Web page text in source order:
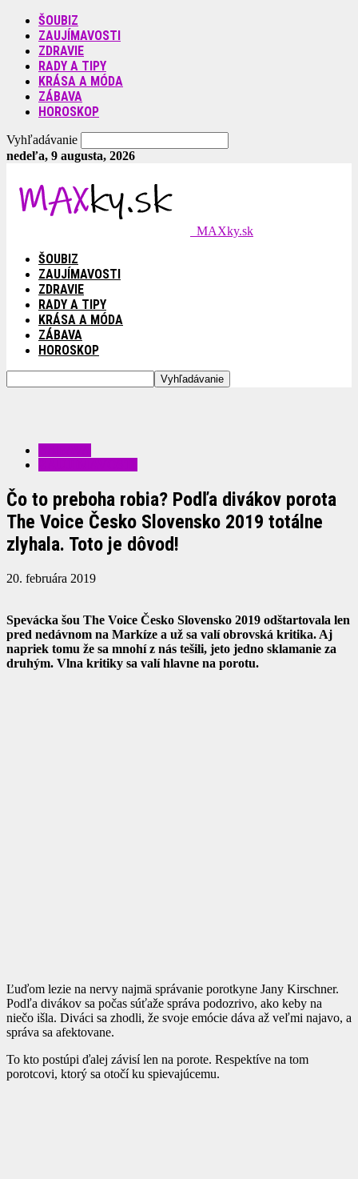
ŠOUBIZ
ZAUJÍMAVOSTI
ZDRAVIE
RADY A TIPY
KRÁSA A MÓDA
ZÁBAVA
HOROSKOP
Vyhľadávanie
nedeľa, 9 augusta, 2026
MAXky.sk
ŠOUBIZ
ZAUJÍMAVOSTI
ZDRAVIE
RADY A TIPY
KRÁSA A MÓDA
ZÁBAVA
HOROSKOP
Čo to preboha robia? Podľa divákov porota
The Voice Česko Slovensko 2019 totálne
zlyhala. Toto je dôvod!
20. februára 2019
Spevácka šou The Voice Česko Slovensko 2019 odštartovala len
pred nedávnom na Markíze a už sa valí obrovská kritika. Aj
napriek tomu že sa mnohí z nás tešili, jeto jedno sklamanie za
druhým. Vlna kritiky sa valí hlavne na porotu.
Ľuďom lezie na nervy najmä správanie porotkyne Jany Kirschner.
Podľa divákov sa počas súťaže správa podozrivo, ako keby na
niečo išla. Diváci sa zhodli, že svoje emócie dáva až veľmi najavo, a
správa sa afektovane.
To kto postúpi ďalej závisí len na porote. Respektíve na tom
porotcovi, ktorý sa otočí ku spievajúcemu.